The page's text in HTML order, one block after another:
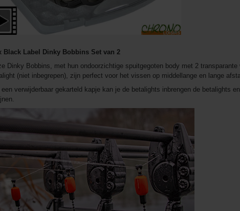
Black Label Dinky Bobbins Set van 2
Dinky Bobbins, met hun ondoorzichtige spuitgegoten body met 2 transparante
(niet inbegrepen), zijn perfect voor het vissen op middellange en lange
verwijderbaar gekarteld kapje kan je de betalights inbrengen de betalights